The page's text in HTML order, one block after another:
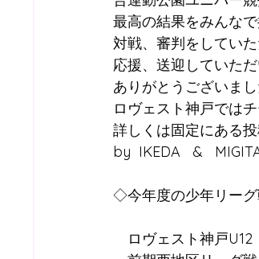
最高の結果をみんな
対戦、審判をしてい
応援、送迎していた
ありがとうございまし
ロヴェスト神戸では
詳しくは固定にある
by  IKEDA   &
◇今年度の少年リーグ
ロヴェスト神戸U12